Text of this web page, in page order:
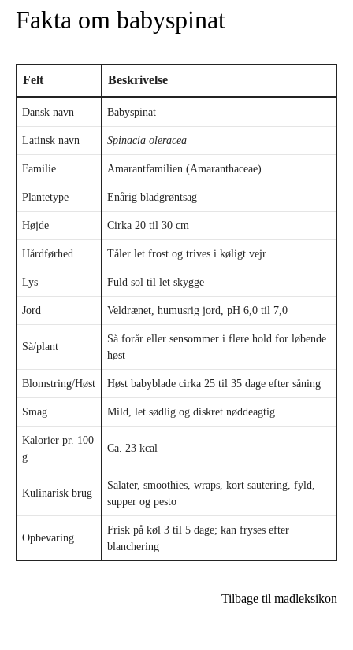
Fakta om babyspinat
Felt Beskrivelse
Dansk navn Babyspinat
Latinsk navn Spinacia oleracea
Familie Amarantfamilien (Amaranthaceae)
Plantetype Enårig bladgrøntsag
Højde Cirka 20 til 30 cm
Hårdførhed Tåler let frost og trives i køligt vejr
Lys Fuld sol til let skygge
Jord Veldrænet, humusrig jord, pH 6,0 til 7,0
Så/plant
Så forår eller sensommer i flere hold for løbende
høst
Blomstring/Høst Høst babyblade cirka 25 til 35 dage efter såning
Smag Mild, let sødlig og diskret nøddeagtig
Kalorier pr. 100
g
Ca. 23 kcal
Kulinarisk brug
Salater, smoothies, wraps, kort sautering, fyld,
supper og pesto
Opbevaring
Frisk på køl 3 til 5 dage; kan fryses efter
blanchering
Tilbage til madleksikon